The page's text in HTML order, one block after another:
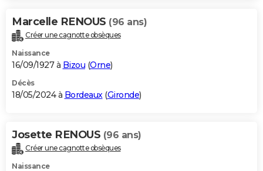
Carte de Noël
Carte Bonne année
Carte Saint-Valentin
Carte Pâques
Carte d'anniversaire
DICTIONNAIRE
Dictionnaire
Biographies
Citations
Expressions
Proverbes
PROGRAMME TV
S'inscrire
Se connecter
Lycées
Collèges
Primaires
Universités
Entreprises
Service militaire
Avis de recherche
AVIS DE DÉCÈS
Bricolage
Lifestyle
Culture
Sport
Auto
Television
Voyage
Cinema
Marcelle RENOUS (96 ans)
Créer une cagnotte obsèques
Naissance
16/09/1927 à Bizou (Orne)
Décès
18/05/2024 à Bordeaux(Gironde)
Josette RENOUS (96 ans)
Créer une cagnotte obsèques
Naissance